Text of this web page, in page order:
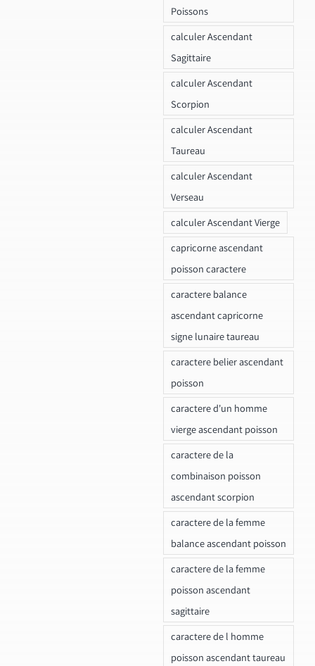
Poissons
calculer Ascendant
Sagittaire
calculer Ascendant
Scorpion
calculer Ascendant
Taureau
calculer Ascendant
Verseau
calculer Ascendant Vierge
capricorne ascendant
poisson caractere
caractere balance
ascendant capricorne
signe lunaire taureau
caractere belier ascendant
poisson
caractere d'un homme
vierge ascendant poisson
caractere de la
combinaison poisson
ascendant scorpion
caractere de la femme
balance ascendant poisson
caractere de la femme
poisson ascendant
sagittaire
caractere de l homme
poisson ascendant taureau